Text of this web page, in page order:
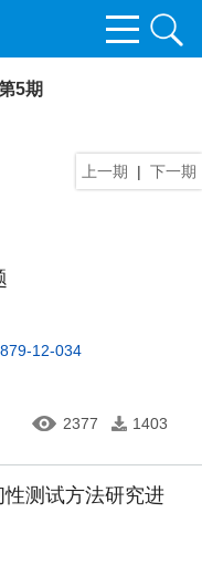
5期
上一期 | 下一期
12-034
2377 1403
测试方法研究进